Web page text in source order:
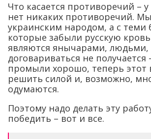
Что касается противоречий –
нет никаких противоречий.
украинским народом, а с теми
которые забыли русскую
являются янычарами,
договариваться не
промыли хорошо, теперь этот
решить силой и, возможно,
одумаются.
Поэтому надо делать эту
победить – вот и все.